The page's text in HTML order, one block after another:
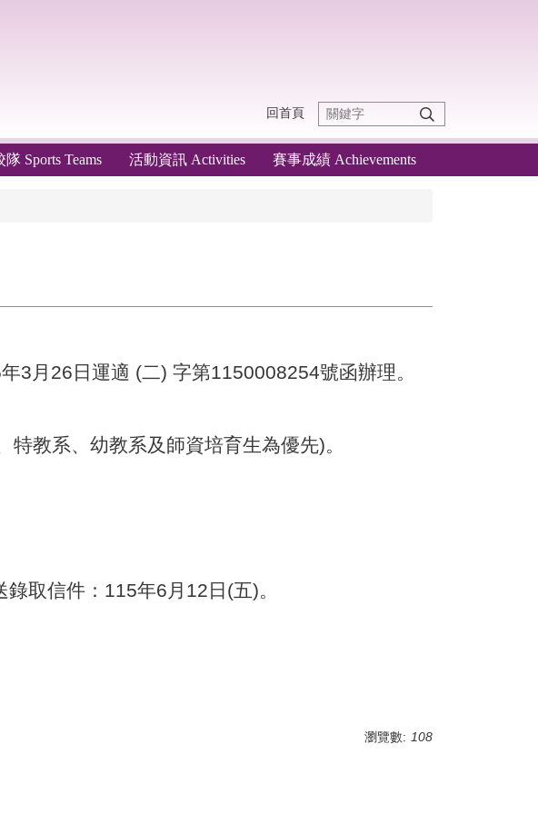
回首頁
Sports Teams 活動資訊 Activities 賽事成績 Achievements
3月26日運適 (二) 字第1150008254號函辦理。
教系、幼教系及師資培育生為優先)。
取信件：115年6月12日(五)。
瀏覽數: 108